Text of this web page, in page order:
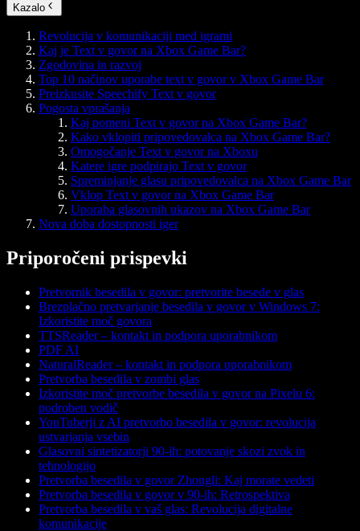
Kazalo
Revolucija v komunikaciji med igrami
Kaj je Text v govor na Xbox Game Bar?
Zgodovina in razvoj
Top 10 načinov uporabe text v govor v Xbox Game Bar
Preizkusite Speechify Text v govor
Pogosta vprašanja
Kaj pomeni Text v govor na Xbox Game Bar?
Kako vklopiti pripovedovalca na Xbox Game Bar?
Omogočanje Text v govor na Xboxu
Katere igre podpirajo Text v govor
Spreminjanje glasu pripovedovalca na Xbox Game Bar
Vklop Text v govor na Xbox Game Bar
Uporaba glasovnih ukazov na Xbox Game Bar
Nova doba dostopnosti iger
Priporočeni prispevki
Pretvornik besedila v govor: pretvorite besede v glas
Brezplačno pretvarjanje besedila v govor v Windows 7:
Izkoristite moč govora
TTSReader – kontakt in podpora uporabnikom
PDF AI
NaturalReader – kontakt in podpora uporabnikom
Pretvorba besedila v zombi glas
Izkoristite moč pretvorbe besedila v govor na Pixelu 6:
podroben vodič
YouTuberji z AI pretvorbo besedila v govor: revolucija
ustvarjanja vsebin
Glasovni sintetizatorji 90-ih: potovanje skozi zvok in
tehnologijo
Pretvorba besedila v govor Zhongli: Kaj morate vedeti
Pretvorba besedila v govor v 90-ih: Retrospektiva
Pretvorba besedila v vaš glas: Revolucija digitalne
komunikacije